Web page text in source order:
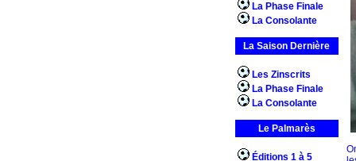
La Phase Finale
La Consolante
La Saison Dernière
Les Zinscrits
La Phase Finale
La Consolante
Le Palmarès
Éditions 1 à 5